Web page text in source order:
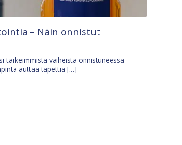
– Näin onnistut
tärkeimmistä vaiheista onnistuneessa
auttaa tapettia […]